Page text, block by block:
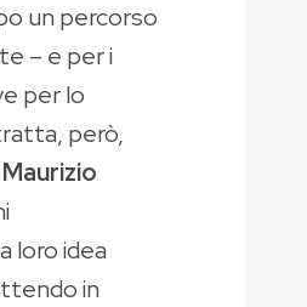
un percorso
– e per i
per lo
però,
Maurizio
loro idea
in